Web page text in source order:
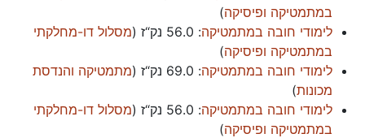
במתמטיקה ופיסיקה)
לימודי חובה במתמטיקה: 56.0 נק“ז (מסלול דו-מחלקתי
במתמטיקה ופיסיקה)
לימודי חובה במתמטיקה: 69.0 נק“ז (מתמטיקה והנדסת
מכונות)
לימודי חובה במתמטיקה: 56.0 נק“ז (מסלול דו-מחלקתי
במתמטיקה ופיסיקה)